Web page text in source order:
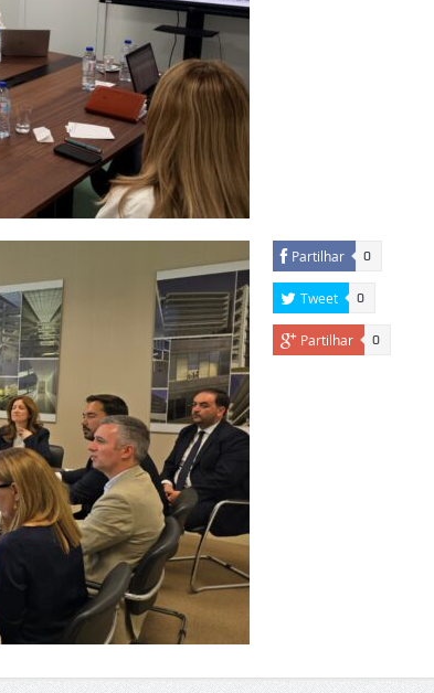
Partilhar 0
Tweet 0
Partilhar 0